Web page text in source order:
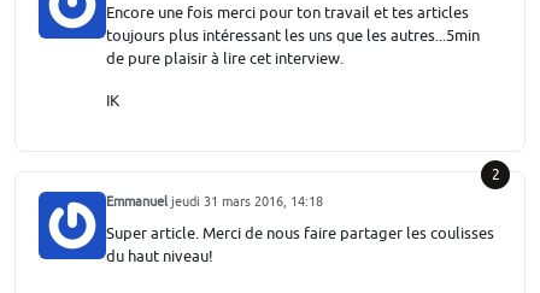
Encore une fois merci pour ton travail et tes articles
toujours plus intéressant les uns que les autres...5min
de pure plaisir à lire cet interview.
IK
2
Emmanuel jeudi 31 mars 2016, 14:18
Super article. Merci de nous faire partager les coulisses
du haut niveau!